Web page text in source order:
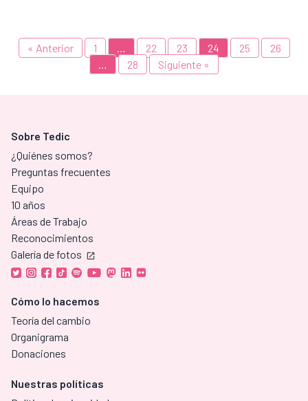
« Anterior 1 … 22 23 24 25
26
…
28 Siguiente »
Sobre Tedic
¿Quiénes somos?
Preguntas frecuentes
Equipo
10 años
Áreas de Trabajo
Reconocimientos
Galería de fotos
Cómo lo hacemos
Teoría del cambio
Organigrama
Donaciones
Nuestras políticas